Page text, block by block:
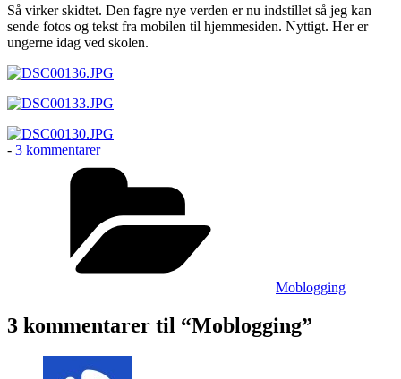
Så virker skidtet. Den fagre nye verden er nu indstillet så jeg kan
sende fotos og tekst fra mobilen til hjemmesiden. Nyttigt. Her er
ungerne idag ved skolen.
- 3 kommentarertil
Moblogging
Moblogging
3 kommentarer til “Moblogging”